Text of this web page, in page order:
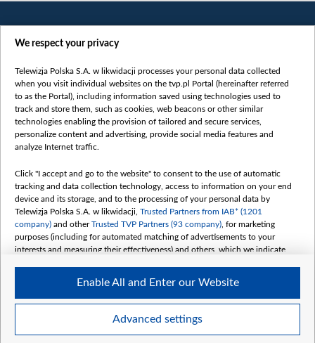
Категорії
Новини
Докладно
Погляд
Цікаво
Slawa.tv
Про нас
Контакти
Правила використання матеріалів
Обробка даних
We respect your privacy
Telewizja Polska S.A. w likwidacji processes your personal data collected
when you visit individual websites on the tvp.pl Portal (hereinafter referred
to as the Portal), including information saved using technologies used to
track and store them, such as cookies, web beacons or other similar
technologies enabling the provision of tailored and secure services,
personalize content and advertising, provide social media features and
analyze Internet traffic.
Click "I accept and go to the website" to consent to the use of automatic
tracking and data collection technology, access to information on your end
device and its storage, and to the processing of your personal data by
Telewizja Polska S.A. w likwidacji, Trusted Partners from IAB* (1201
company) and otherTrusted TVP Partners (93 company) , for marketing
purposes (including for automated matching of advertisements to your
interests and measuring their effectiveness) and others, which we indicate
The purposes of processing your data by TVP S.A. w likwidacji are as
follows:
Use limited data to select advertising
Create profiles for personalised advertising
Advanced settings
Enable All and Enter our Website